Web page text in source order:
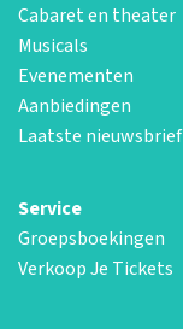
Cabaret en theater
Musicals
Evenementen
Aanbiedingen
Laatste nieuwsbrief
Service
Groepsboekingen
Verkoop Je Tickets